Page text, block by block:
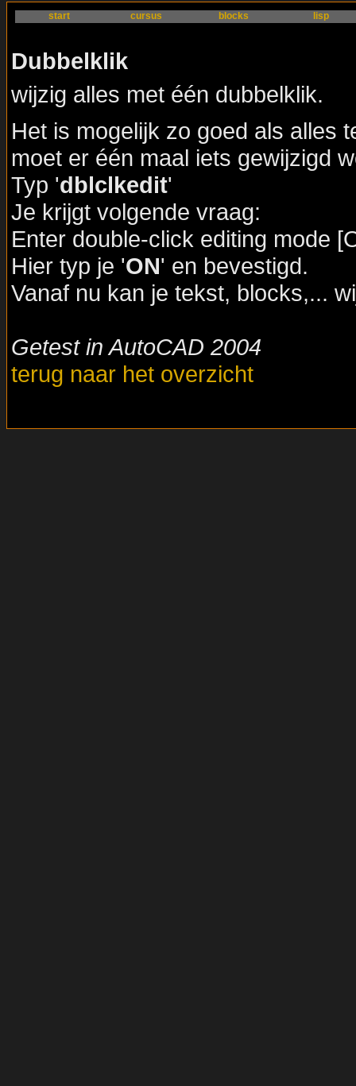
start cursus blocks lisp
Dubbelklik
wijzig alles met één dubbelklik.
Het is mogelijk zo goed als alles
moet er één maal iets gewijzigd
Typ 'dblclkedit'
Je krijgt volgende vraag:
Enter double-click editing mode
Hier typ je 'ON' en bevestigd.
Vanaf nu kan je tekst, blocks,...
Getest in AutoCAD 2004
terug naar het overzicht